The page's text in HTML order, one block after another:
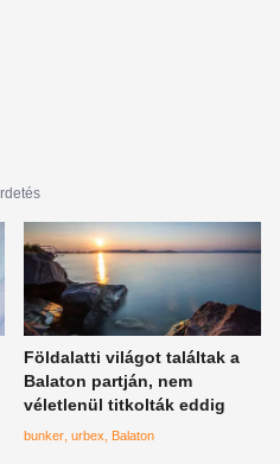
Földalatti világot találtak a
Balaton partján, nem
véletlenül titkolták eddig
bunker urbex Balaton